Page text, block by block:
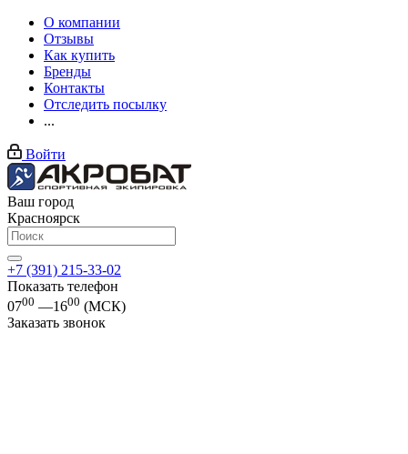
О компании
Отзывы
Как купить
Бренды
Контакты
Отследить посылку
...
Войти
Ваш город
Красноярск
+7 (391) 215-33-02
Показать телефон
0700 —1600 (МСК)
Заказать звонок